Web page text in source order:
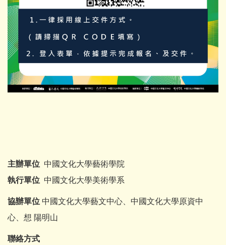
主辦單位 中國文化大學藝術學院
執行單位 中國文化大學美術學系
協辦單位 中國文化大學藝文中心、中國文化大學原資中
心、想 陽明山
聯絡方式